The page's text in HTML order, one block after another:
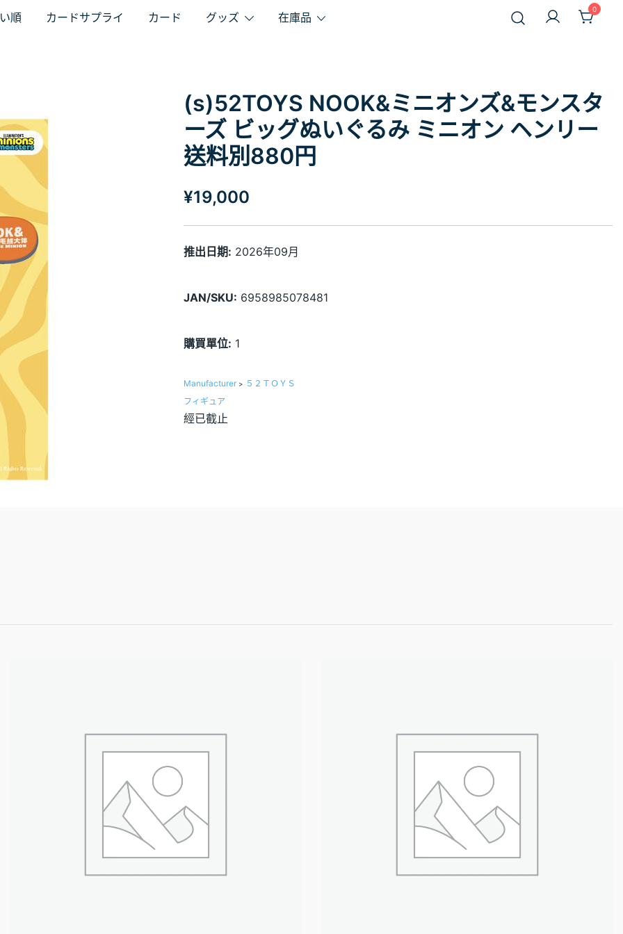
順 カードサプライ カード グッズ 在庫品
0
(s)52TOYS NOOK&ミニオンズ&モンスタ
ーズ ビッグぬいぐるみ ミニオン ヘンリー
送料別880円
¥19,000
推出日期: 2026年09月
JAN/SKU: 6958985078481
購買單位: 1
Manufacturer > ５２ＴＯＹＳ
フィギュア
經已截止